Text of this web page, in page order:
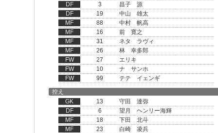
DF
3
昌子 源
DF
19
中山 雄太
MF
88
中村 帆高
MF
16
前 寛之
MF
31
ネタ ラヴィ
MF
26
林 幸多郎
FW
27
エリキ
FW
10
ナ サンホ
FW
99
テテ イェンギ
控え
GK
13
守田 達弥
DF
6
望月 ヘンリー海輝
MF
18
下田 北斗
MF
23
白崎 凌兵